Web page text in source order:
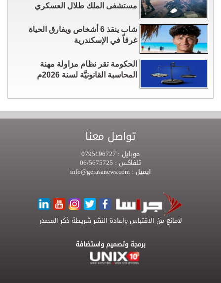
مستشفى الملك طلال العسكري
شاب ينقذ 6 أشخاص ويفارق الحياة
غرقاً في الإسكندرية
الحكومة تقر نظام مزاولة مهنة
المحاسبة القانونيَّة لسنة 2026م
تواصل معنا
موبايل :
تلفاكس :
ايميل :
لامانع من الاقتباس واعادة النشر شريطة ذكر المصدر
برمجة وتصميم واستضافة